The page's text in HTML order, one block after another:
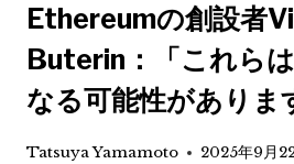
Ethereumの創設者
Buterin：「これら
なる可能性がありま
Tatsuya Yamamoto 2025年9月